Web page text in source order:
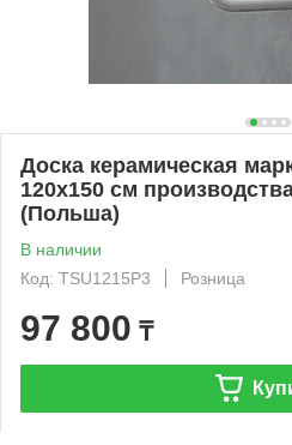
Доска керамическая
120х150 см
(Польша)
В наличии
Код: TSU1215P3
Розница
97 800 ₸